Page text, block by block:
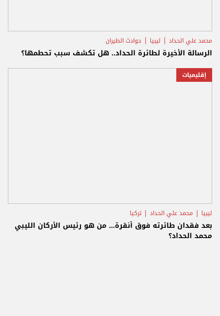
محمد علي الحداد ليبيا حوادث الطيران
الرسالة الأخيرة لطائرة الحداد.. هل تكشف سبب تحطمها؟
إقليميات
ليبيا محمد علي الحداد تركيا
بعد فقدان طائرته فوق أنقرة… من هو رئيس الأركان الليبي
محمد الحداد؟